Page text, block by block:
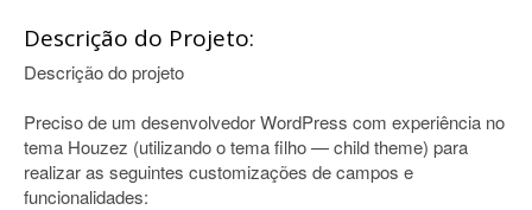
Descrição do Projeto:
Descrição do projeto
Preciso de um desenvolvedor WordPress com experiência no
tema Houzez (utilizando o tema filho — child theme) para
realizar as seguintes customizações de campos e
funcionalidades: